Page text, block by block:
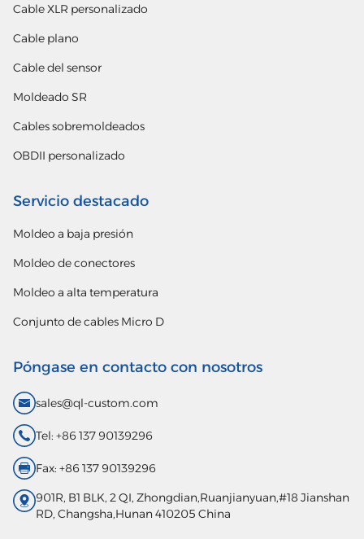
Cable XLR personalizado
Cable plano
Cable del sensor
Moldeado SR
Cables sobremoldeados
OBDII personalizado
Servicio destacado
Moldeo a baja presión
Moldeo de conectores
Moldeo a alta temperatura
Conjunto de cables Micro D
Póngase en contacto con nosotros
sales@ql-custom.com
Tel: +86 137 90139296
Fax: +86 137 90139296
901R, B1 BLK, 2 QI, Zhongdian,Ruanjianyuan,#18 Jianshan
RD, Changsha,Hunan 410205 China